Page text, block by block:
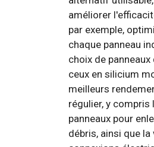
améliorer
par exemple,
chaque panneau
choix de
ceux en silicium
meilleurs
régulier, y compris
panneaux pour
débris, ainsi que